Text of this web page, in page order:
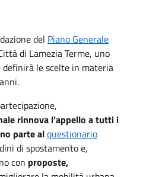
del Piano Generale
di Lamezia Terme, uno
le scelte in materia
rinnova l’appello a tutti i
parte alquestionario
di spostamento e,
con proposte,